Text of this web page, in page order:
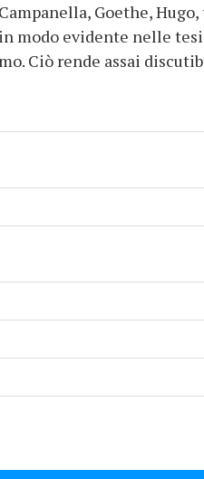
Goethe,
modo evidente nelle
Ciò rende assai